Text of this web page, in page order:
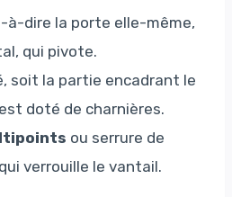
à-dire la porte elle-même,
qui pivote.
soit la partie encadrant le
doté de charnières.
ou serrure de
verrouille le vantail.